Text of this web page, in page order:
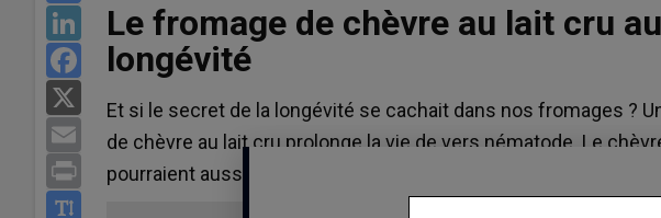
LinkedIn
Facebook
Email
Print
Le fromage de chèvre au lait cru
longévité
Et si le secret de la longévité se cachait dans nos fromages ?
de chèvre au lait cru prolonge la vie de vers nématode. Le
pourraient aussi améliorer la mobilité des personnes âgées.